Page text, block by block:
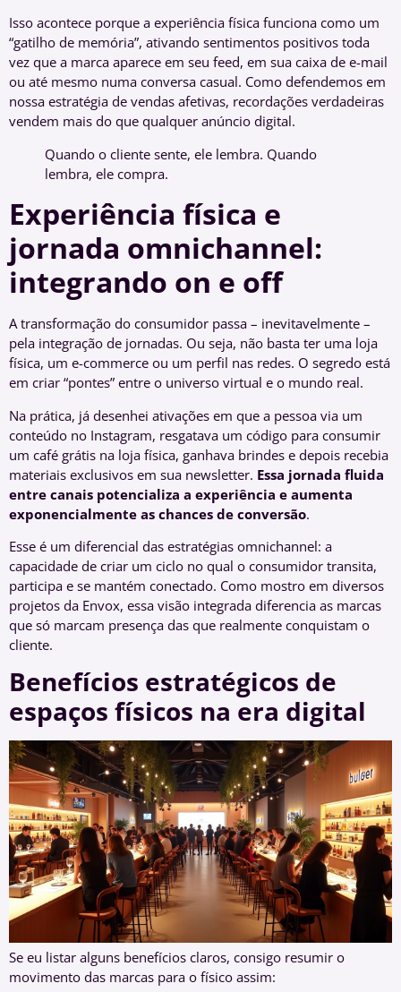
Isso acontece porque a experiência física funciona como um
“gatilho de memória”, ativando sentimentos positivos toda
vez que a marca aparece em seu feed, em sua caixa de e-mail
ou até mesmo numa conversa casual. Como defendemos em
nossa estratégia de vendas afetivas, recordações verdadeiras
vendem mais do que qualquer anúncio digital.
Quando o cliente sente, ele lembra. Quando
lembra, ele compra.
Experiência física e
jornada omnichannel:
integrando on e off
A transformação do consumidor passa – inevitavelmente –
pela integração de jornadas. Ou seja, não basta ter uma loja
física, um e-commerce ou um perfil nas redes. O segredo está
em criar “pontes” entre o universo virtual e o mundo real.
Na prática, já desenhei ativações em que a pessoa via um
conteúdo no Instagram, resgatava um código para consumir
um café grátis na loja física, ganhava brindes e depois recebia
materiais exclusivos em sua newsletter. Essa jornada fluida
entre canais potencializa a experiência e aumenta
exponencialmente as chances de conversão.
Esse é um diferencial das estratégias omnichannel: a
capacidade de criar um ciclo no qual o consumidor transita,
participa e se mantém conectado. Como mostro em diversos
projetos da Envox, essa visão integrada diferencia as marcas
que só marcam presença das que realmente conquistam o
cliente.
Benefícios estratégicos de
espaços físicos na era digital
Se eu listar alguns benefícios claros, consigo resumir o
movimento das marcas para o físico assim: